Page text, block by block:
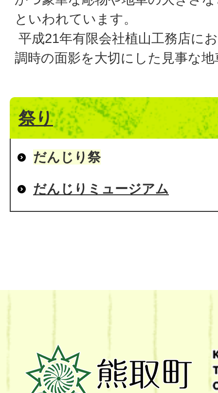
といわれています。
平成21年有限会社植山工務店に
調時の面影を大切にした見事な
祭り
だんじり祭
だんじりミュージアム
熊
取
町